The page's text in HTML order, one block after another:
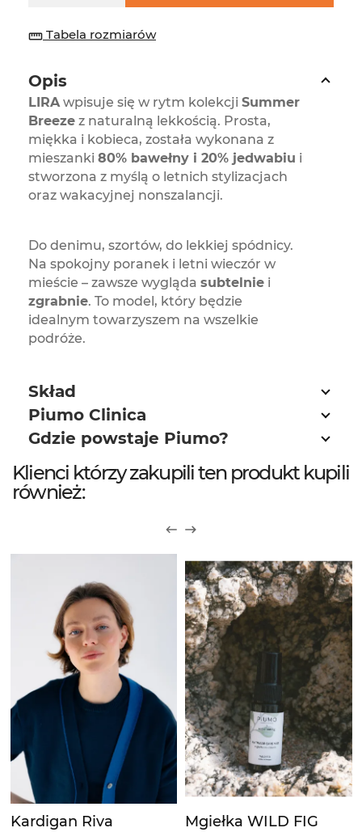
straighten Tabela rozmiarów
Opis
LIRA wpisuje się w rytm kolekcji Summer
Breeze z naturalną lekkością. Prosta,
miękka i kobieca, została wykonana z
mieszanki 80% bawełny i 20% jedwabiu i
stworzona z myślą o letnich stylizacjach
oraz wakacyjnej nonszalancji.
Do denimu, szortów, do lekkiej spódnicy.
Na spokojny poranek i letni wieczór w
mieście – zawsze wygląda subtelnie i
zgrabnie. To model, który będzie
idealnym towarzyszem na wszelkie
podróże.
Skład
Piumo Clinica
Gdzie powstaje Piumo?
Klienci którzy zakupili ten produkt kupili
również:
Kardigan Riva Mgiełka WILD FIG